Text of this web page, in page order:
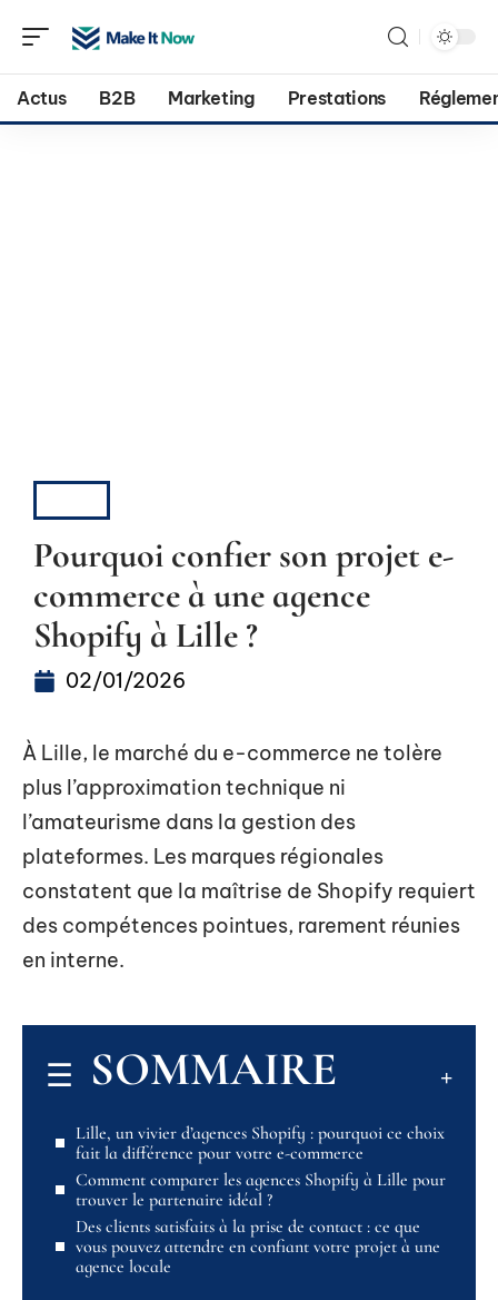
Actus B2B Marketing Prestations
Pourquoi confier son projet e-
commerce à une agence
Shopify à Lille ?
02/01/2026
À Lille, le marché du e-commerce ne tolère
plus l’approximation technique ni
l’amateurisme dans la gestion des
plateformes. Les marques régionales
constatent que la maîtrise de Shopify requiert
des compétences pointues, rarement réunies
en interne.
SOMMAIRE
Lille, un vivier d’agences Shopify : pourquoi ce choix
fait la différence pour votre e-commerce
Comment comparer les agences Shopify à Lille pour
trouver le partenaire idéal ?
Des clients satisfaits à la prise de contact : ce que
vous pouvez attendre en confiant votre projet à une
agence locale